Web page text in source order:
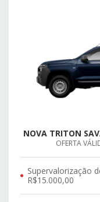
NOVA TRITON
OFERTA
Supervalorização
R$15.000,00